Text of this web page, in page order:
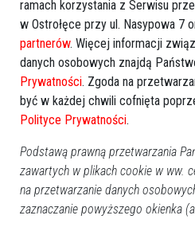
2026-05-22 13:53
Ruszyły zapisy do
Stadion”. Finał na
szkół
ramach korzystania z Serwisu
w Ostrołęce przy ul. Nasypowa 7
partnerów. Więcej informacji
danych osobowych znajdą
Prywatności. Zgoda na
być w każdej chwili cofnięta
Polityce Prywatności.
Podstawą prawną przetwarzania
zawartych w plikach cookie w ww.
na przetwarzanie danych
zaznaczanie powyższego okienka